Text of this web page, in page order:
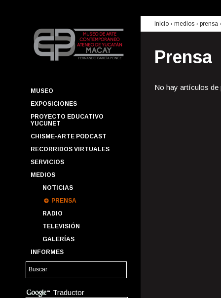
MUSEO
EXPOSICIONES
PROYECTO EDUCATIVO
YUCUNET
CHISME-ARTE PODCAST
RECORRIDOS VIRTUALES
SERVICIOS
MEDIOS
NOTICIAS
PRENSA
RADIO
TELEVISIÓN
GALERÍAS
INFORMES
Traductor
inicio › medios › prensa
Prensa
No hay artículos de